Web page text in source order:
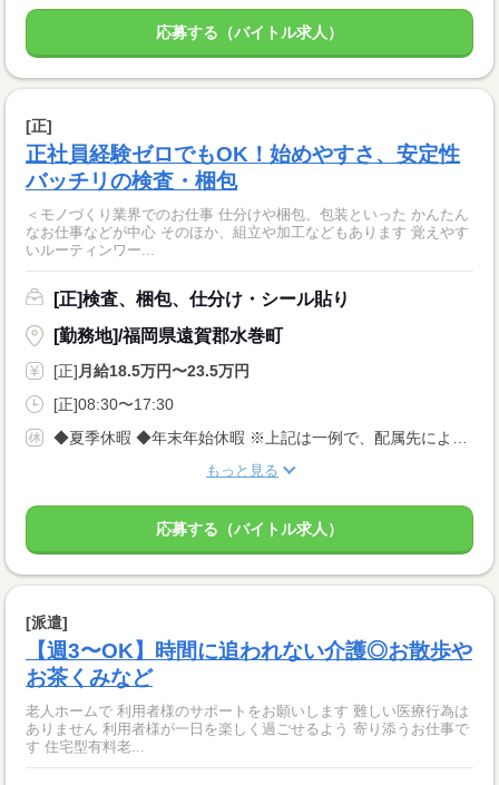
応募する（バイトル求人）
[正]
正社員経験ゼロでもOK！始めやすさ、安定性
バッチリの検査・梱包
＜モノづくり業界でのお仕事 仕分けや梱包、包装といった かんたん
なお仕事などが中心 そのほか、組立や加工などもあります 覚えやす
いルーティンワー...
[正]検査、梱包、仕分け・シール貼り
[勤務地]/福岡県遠賀郡水巻町
[正] 月給18.5万円〜23.5万円
[正]08:30〜17:30
もっと見る
応募する（バイトル求人）
[派遣]
【週3〜OK】時間に追われない介護◎お散歩や
お茶くみなど
老人ホームで 利用者様のサポートをお願いします 難しい医療行為は
ありません 利用者様が一日を楽しく過ごせるよう 寄り添うお仕事で
す 住宅型有料老...